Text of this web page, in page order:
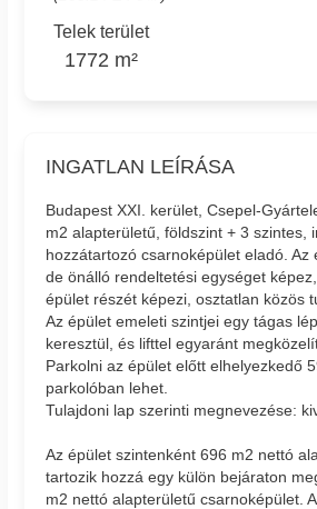
Telek terület
1772 m²
INGATLAN LEÍRÁSA
Budapest XXI. kerület, Csepel-
m2 alapterületű, földszint + 3 szintes,
hozzátartozó csarnoképület eladó. Az
de önálló rendeltetési egységet
épület részét képezi, osztatlan közös
Az épület emeleti szintjei egy tágas
keresztül, és lifttel egyaránt
Parkolni az épület előtt elhelyezkedő
parkolóban lehet.
Tulajdoni lap szerinti megnevezése:
Az épület szintenként 696 m2 nettó
tartozik hozzá egy külön bejáraton
m2 nettó alapterületű csarnoképület.